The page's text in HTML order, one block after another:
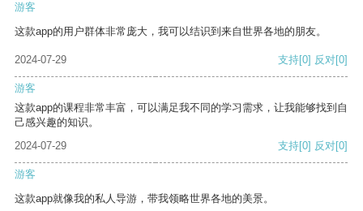
游客
这款app的用户群体非常庞大，我可以结识到来自世界各地的朋友。
2024-07-29 支持[0] 反对[0]
游客
这款app的课程非常丰富，可以满足我不同的学习需求，让我能够找到自
己感兴趣的知识。
2024-07-29
支持[0] 反对[0]
游客
这款app就像我的私人导游，带我领略世界各地的美景。